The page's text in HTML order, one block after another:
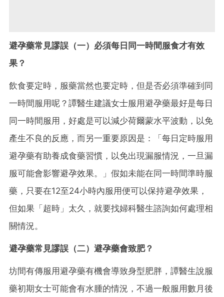
避孕藥常見謬誤（一）必須每日同一時間服食才有效
果？
飲食要定時，服藥當然也要定時，但是否必須準確到同
一時間服用呢？譚醫生建議女士服用避孕藥最好是每日
同一時間服用，好處是可以減少荷爾蒙水平波動，以免
產生不良的反應，而另一重要原因是：「每日定時服用
避孕藥有助養成食藥習慣，以免出現漏服情況，一旦漏
服可能會影響避孕效果。」假如未能在同一時間準時服
藥，只要在12至24小時內服用便可以保持避孕效果，
但如果「超時」太久，就要找婦科醫生諮詢如何處理相
關情況。
避孕藥常見謬誤（二）避孕藥會致肥？
坊間有傳服用避孕藥有機會導致身型肥胖，譚醫生說服
藥初期女士可能會有水腫的情況，不過一般服用數月後